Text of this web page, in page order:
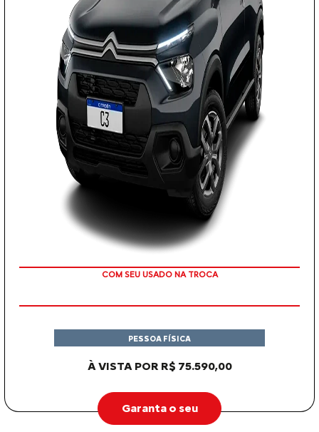
COM SEU USADO NA TROCA
À VISTA POR R$ 75.590,00
PESSOA FÍSICA
Garanta o seu